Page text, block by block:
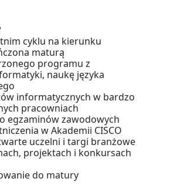
cyklu na kierunku
maturą
programu z
naukę języka
informatycznych w bardzo
pracowniach
egzaminów zawodowych
w Akademii CISCO
uczelni i targi branżowe
projektach i konkursach
do matury